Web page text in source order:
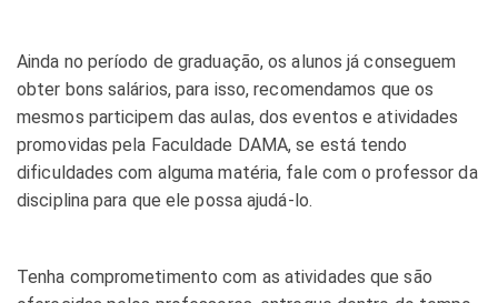
Ainda no período de graduação, os alunos já conseguem
obter bons salários, para isso, recomendamos que os
mesmos participem das aulas, dos eventos e atividades
promovidas pela Faculdade DAMA, se está tendo
dificuldades com alguma matéria, fale com o professor da
disciplina para que ele possa ajudá-lo.
Tenha comprometimento com as atividades que são